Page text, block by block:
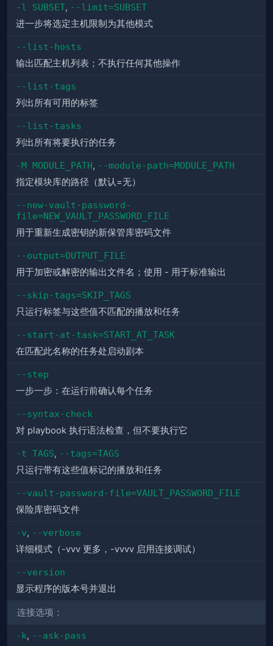
-l SUBSET, --limit=SUBSET
进一步将选定主机限制为其他模式
--list-hosts
输出匹配主机列表；不执行任何其他操作
--list-tags
列出所有可用的标签
--list-tasks
列出所有将要执行的任务
-M MODULE_PATH, --module-path=MODULE_PATH
指定模块库的路径（默认=无）
--new-vault-password-
file=NEW_VAULT_PASSWORD_FILE
用于重新生成密钥的新保管库密码文件
--output=OUTPUT_FILE
用于加密或解密的输出文件名；使用 - 用于标准输出
--skip-tags=SKIP_TAGS
只运行标签与这些值不匹配的播放和任务
--start-at-task=START_AT_TASK
在匹配此名称的任务处启动剧本
--step
一步一步：在运行前确认每个任务
--syntax-check
对 playbook 执行语法检查，但不要执行它
-t TAGS, --tags=TAGS
只运行带有这些值标记的播放和任务
--vault-password-file=VAULT_PASSWORD_FILE
保险库密码文件
-v, --verbose
详细模式（-vvv 更多，-vvvv 启用连接调试）
--version
显示程序的版本号并退出
连接选项：
-k, --ask-pass